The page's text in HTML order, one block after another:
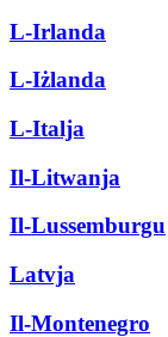
L-Irlanda
L-Iżlanda
L-Italja
Il-Litwanja
Il-Lussemburgu
Latvja
Il-Montenegro